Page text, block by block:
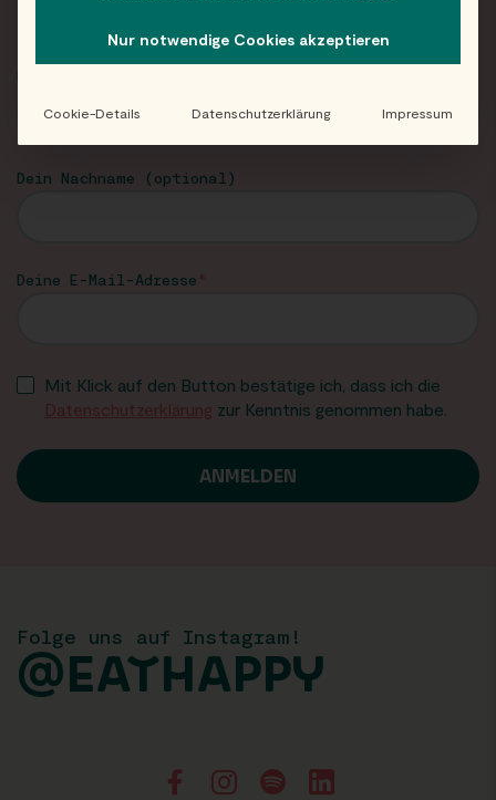
Dein Nachname (optional)
Deine E-Mail-Adresse
Mit Klick auf den Button bestätige ich, dass ich die
Datenschutzerklärung zur Kenntnis genommen habe.
Folge uns auf Instagram!
@EATHAPPY
Nur notwendige Cookies akzeptieren
Cookie-Details Datenschutzerklärung Impressum